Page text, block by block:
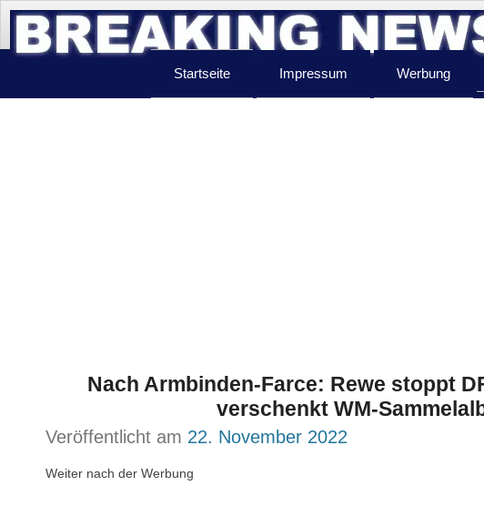
Startseite Impressum Werbung
Nach Armbinden-Farce: Rewe stoppt
verschenkt WM-
Veröffentlicht am 22. November 2022
Weiter nach der Werbung